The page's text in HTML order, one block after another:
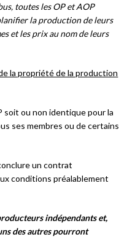
, toutes les OP et AOP
la production de leurs
et les prix au nom de leurs
la propriété de la production
soit ou non identique pour la
ses membres ou de certains
un contrat
conditions préalablement
indépendants et,
des autres pourront